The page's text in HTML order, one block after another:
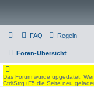
FAQ Regeln
Foren-Übersicht
Das Forum wurde upgedatet.
Ctrl/Strg+F5 die Seite neu